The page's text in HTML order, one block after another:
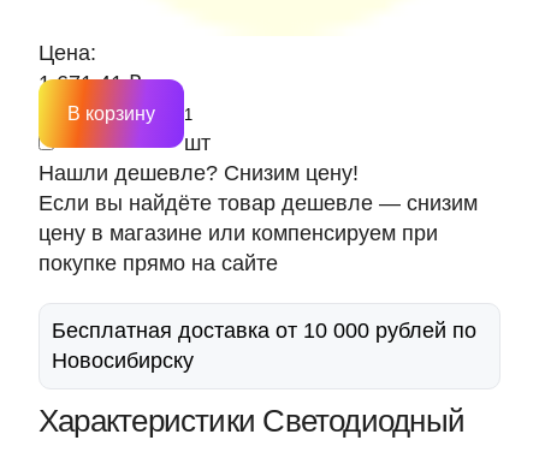
Цена:
1 671.41 ₽
шт
В корзину
Нашли дешевле? Снизим цену!
Если вы найдёте товар дешевле — снизим
цену в магазине или компенсируем при
покупке прямо на сайте
Бесплатная доставка от 10 000 рублей по
Новосибирску
Характеристики Светодиодный